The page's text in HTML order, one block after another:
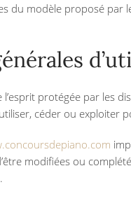
du modèle proposé par
protégée par les
céder ou exploiter
modifiées ou